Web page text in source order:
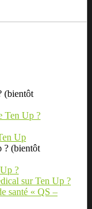
(bientôt
Ten Up ?
Up
? (bientôt
?
sur Ten Up ?
santé « QS –